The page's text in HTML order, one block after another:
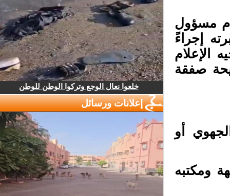
مسؤول
إجراءً
الإعلام
صفقة
أو
ومكتبه
خلعوا نعال الوجع وتركوا الوطن للوطن
إعلانات ورسائل